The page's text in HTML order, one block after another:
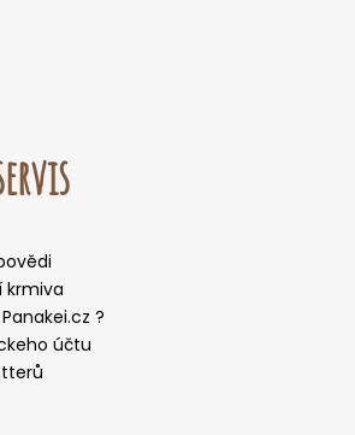
krmiva
?
účtu